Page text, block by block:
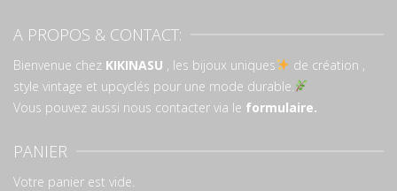
A PROPOS & CONTACT:
Bienvenue chez KIKINASU , les bijoux uniques
de création ,
style vintage et upcyclés pour une mode durable.
Vous pouvez aussi nous contacter via le formulaire.
PANIER
Votre panier est vide.